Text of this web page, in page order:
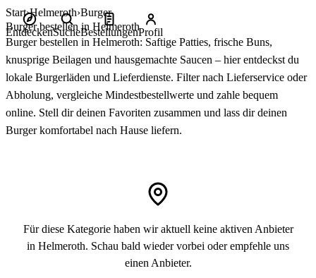
Start Helmeroth Burger
Burger bestellen in Helmeroth
Burger bestellen in Helmeroth: Saftige Patties, frische Buns,
knusprige Beilagen und hausgemachte Saucen – hier entdeckst du
lokale Burgerläden und Lieferdienste. Filter nach Lieferservice oder
Abholung, vergleiche Mindestbestellwerte und zahle bequem
online. Stell dir deinen Favoriten zusammen und lass dir deinen
Burger komfortabel nach Hause liefern.
Für diese Kategorie haben wir aktuell keine aktiven Anbieter
in Helmeroth. Schau bald wieder vorbei oder empfehle uns
einen Anbieter.
EntdeckenSucheBestellungenProfil